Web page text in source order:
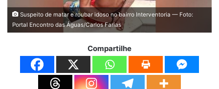
Suspeito de matar e roubar idoso no bairro Interventoria — Foto:
Portal Encontro das Águas/Carlos Farias
Compartilhe